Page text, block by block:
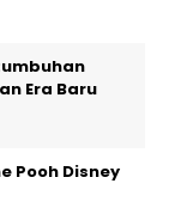
Era Baru
Pooh Disney